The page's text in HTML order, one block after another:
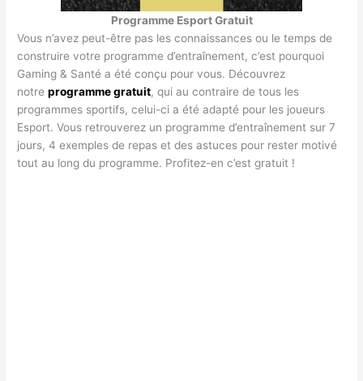
Programme Esport Gratuit
Vous n’avez peut-être pas les connaissances ou le temps de
construire votre programme d’entraînement, c’est pourquoi
Gaming & Santé a été conçu pour vous. Découvrez
notreprogramme gratuit, qui au contraire de tous les
programmes sportifs, celui-ci a été adapté pour les joueurs
Esport. Vous retrouverez un programme d’entraînement sur 7
jours, 4 exemples de repas et des astuces pour rester motivé
tout au long du programme. Profitez-en c’est gratuit !